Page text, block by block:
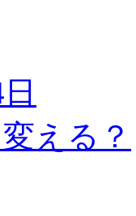
える？